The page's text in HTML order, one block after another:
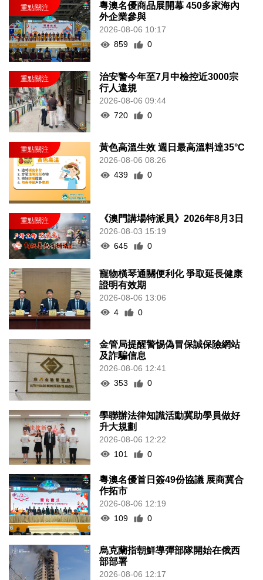
粵澳名優商品展開幕 450多家海內
外企業參與
2026-08-06 10:17
859
0
治安警今年至7月中檢控近3000宗
行人違規
2026-08-06 09:44
720
0
黃色高溫生效 週日最高溫料達35°C
2026-08-06 08:26
439
0
《澳門講場特派員》2026年8月3日
2026-08-03 15:19
645
0
寵物橫琴通關便利化 爭取延長健康
證明有效期
2026-08-06 13:06
4
0
金管局提醒警惕偽冒保誠保險網站
及詐騙信息
2026-08-06 12:41
353
0
學聯辦法律知識活動冀助學員做好
升大規劃
2026-08-06 12:22
101
0
粵澳名優首日簽49份協議 展商冀合
作拓市
2026-08-06 12:19
109
0
烏克蘭指朝鮮導彈部隊開始在俄西
部部署
2026-08-06 12:17